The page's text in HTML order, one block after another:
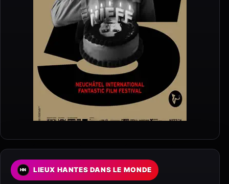
LIEUX HANTES DANS LE MONDE